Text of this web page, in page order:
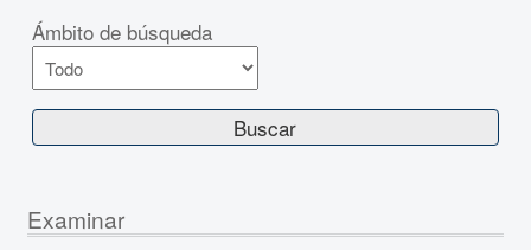
Ámbito de búsqueda
Examinar